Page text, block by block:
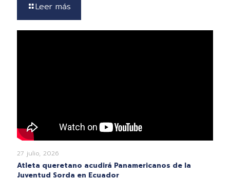
Leer más
27 julio, 2026
Atleta queretano acudirá Panamericanos de la
Juventud Sorda en Ecuador